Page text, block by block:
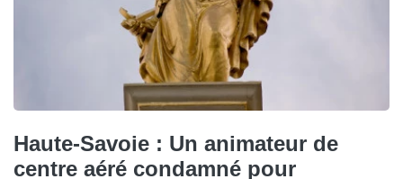
Haute-Savoie : Un animateur de
centre aéré condamné pour